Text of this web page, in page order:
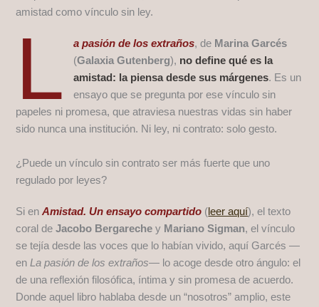
amistad como vínculo sin ley.
L a pasión de los extraños, de Marina Garcés
(Galaxia Gutenberg), no define qué es la
amistad: la piensa desde sus márgenes. Es un
ensayo que se pregunta por ese vínculo sin
papeles ni promesa, que atraviesa nuestras vidas sin haber
sido nunca una institución. Ni ley, ni contrato: solo gesto.
¿Puede un vínculo sin contrato ser más fuerte que uno
regulado por leyes?
Si enAmistad. Un ensayo compartido (leer aquí), el texto
coral deJacobo Bergareche y Mariano Sigman, el vínculo
se tejía desde las voces que lo habían vivido, aquí Garcés —
enLa pasión de los extraños— lo acoge desde otro ángulo: el
de una reflexión filosófica, íntima y sin promesa de acuerdo.
Donde aquel libro hablaba desde un “nosotros” amplio, este